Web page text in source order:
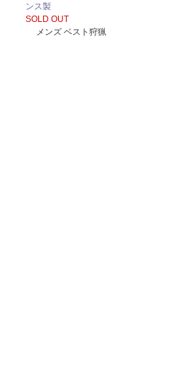
ンス製
SOLD OUT
メンズ ベスト狩猟